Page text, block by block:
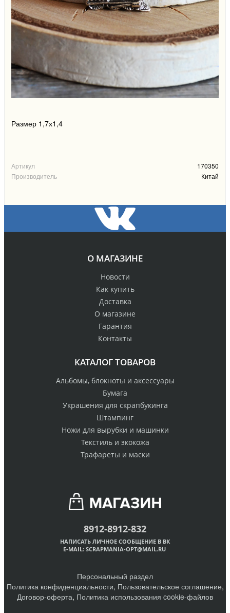
Размер 1,7х1,4
Артикул
170350
Производитель
Китай
О МАГАЗИНЕ
Новости
Как купить
Доставка
О магазине
Гарантия
Контакты
КАТАЛОГ ТОВАРОВ
Альбомы, блокноты и аксессуары
Бумага
Украшения для скрапбукинга
Штампинг
Ножи для вырубки и машинки
Текстиль и экокожа
Трафареты и маски
8912-8912-832
НАПИСАТЬ ЛИЧНОЕ СООБЩЕНИЕ В ВК
E-MAIL: SCRAPMANIA-OPT@MAIL.RU
Персональный раздел
Политика конфиденциальности, Пользовательское соглашение,
Договор-оферта, Политика использования cookie-файлов